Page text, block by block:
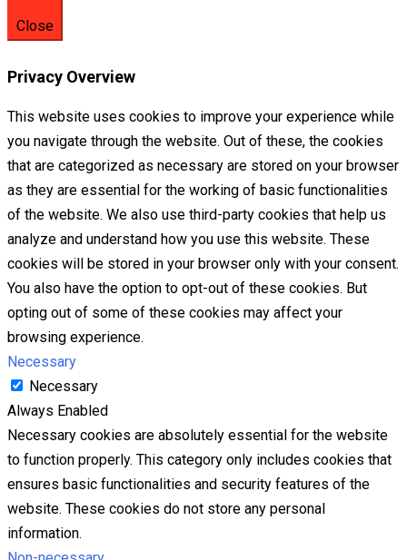
Close
Privacy Overview
This website uses cookies to improve your experience while
you navigate through the website. Out of these, the cookies
that are categorized as necessary are stored on your browser
as they are essential for the working of basic functionalities
of the website. We also use third-party cookies that help us
analyze and understand how you use this website. These
cookies will be stored in your browser only with your consent.
You also have the option to opt-out of these cookies. But
opting out of some of these cookies may affect your
browsing experience.
Necessary
Necessary
Always Enabled
Necessary cookies are absolutely essential for the website
to function properly. This category only includes cookies that
ensures basic functionalities and security features of the
website. These cookies do not store any personal
information.